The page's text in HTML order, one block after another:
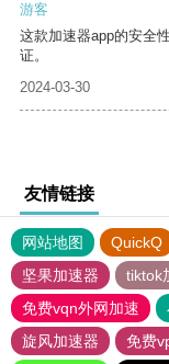
游客
这款加速器app的安全
证。
2024-03-30
友情链接
网站地图 QuickQ
坚果加速器
tiktok
免费vqn外网加速
旋风加速器
免费